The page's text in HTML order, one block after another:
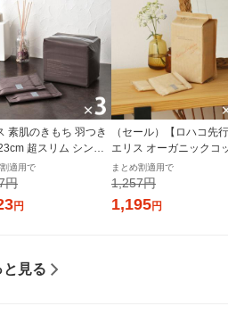
素肌のきもち 羽つき
超スリム シンプ
イン 3個(20枚×3) ナ
大王製紙 エリエール
適用で
円
円
（セール）【ロハコ先行
エリス オーガニックコッ
ン 羽つき 21cm 多い昼〜
つうの日用（22枚×3個
ーズ 生理用品
まとめ割適用で
1,257円
1,195円
見る